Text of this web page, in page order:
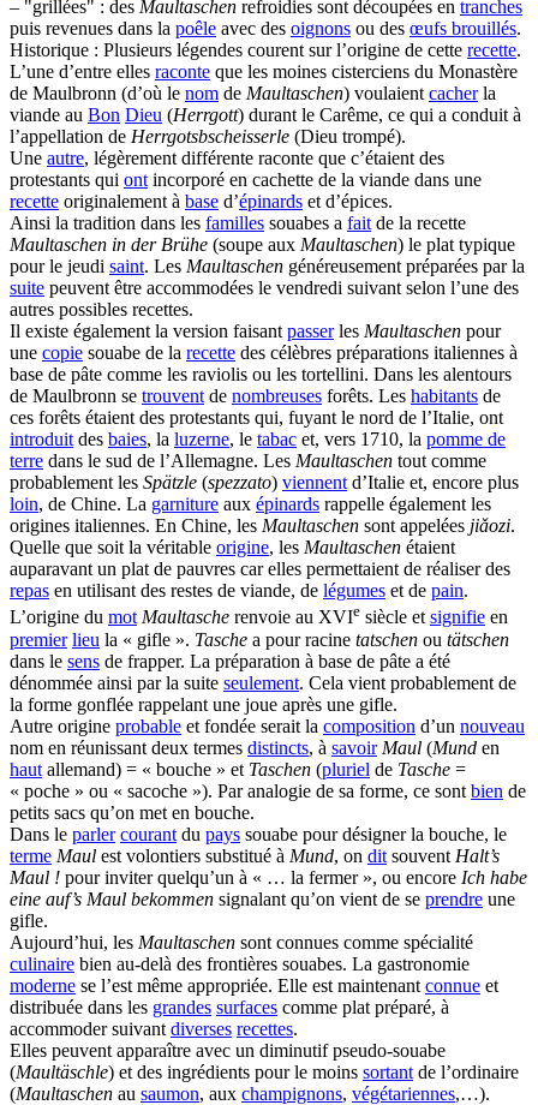
– "grillées" : des Maultaschen refroidies sont découpées en tranches
puis revenues dans la poêle avec des oignons ou des œufs brouillés.
Historique : Plusieurs légendes courent sur l’origine de cette recette.
L’une d’entre elles raconte que les moines cisterciens du Monastère
de Maulbronn (d’où le nom de Maultaschen) voulaient cacherla
viande au Bon Dieu (Herrgott) durant le Carême, ce qui a conduit à
l’appellation de Herrgotsbscheisserle (Dieu trompé).
Une autre, légèrement différente raconte que c’étaient des
protestants qui ont incorporé en cachette de la viande dans une
recette originalement à base d’épinards et d’épices.
Ainsi la tradition dans les familles souabes a fait de la recette
Maultaschen in der Brühe (soupe aux Maultaschen) le plat typique
pour le jeudi saint. Les Maultaschen généreusement préparées par la
suite peuvent être accommodées le vendredi suivant selon l’une des
autres possibles recettes.
Il existe également la version faisant passerles Maultaschen pour
une copie souabe de la recette des célèbres préparations italiennes à
base de pâte comme les raviolis ou les tortellini. Dans les alentours
de Maulbronn se trouvent de nombreuses forêts. Les habitants de
ces forêts étaient des protestants qui, fuyant le nord de l’Italie, ont
introduit des baies, la luzerne, le tabac et, vers 1710, la pomme de
terre dans le sud de l’Allemagne. Les Maultaschen tout comme
probablement les Spätzle (spezzato) viennent d’Italie et, encore plus
loin, de Chine. La garniture aux épinards rappelle également les
origines italiennes. En Chine, les Maultaschen sont appelées jiǎozi.
Quelle que soit la véritable origine, les Maultaschen étaient
auparavant un plat de pauvres car elles permettaient de réaliser des
repas en utilisant des restes de viande, de légumes et de pain.
L’origine du mot Maultasche renvoie au XVIe siècle etsignifie en
premier lieu la « gifle ». Tasche a pour racine tatschen ou tätschen
dans le sens de frapper. La préparation à base de pâte a été
dénommée ainsi par la suite seulement. Cela vient probablement de
la forme gonflée rappelant une joue après une gifle.
Autre origine probable et fondée serait la composition d’un nouveau
nom en réunissant deux termes distincts, à savoir Maul (Mund en
haut allemand) = « bouche » et Taschen (pluriel de Tasche =
« poche » ou « sacoche »). Par analogie de sa forme, ce sont bien de
petits sacs qu’on met en bouche.
Dans le parler courant du pays souabe pour désigner la bouche, le
terme Maul est volontiers substitué à Mund, on dit souvent Halt’s
Maul ! pour inviter quelqu’un à « … la fermer », ou encore Ich habe
eine auf’s Maul bekommen signalant qu’on vient de se prendre une
gifle.
Aujourd’hui, les Maultaschen sont connues comme spécialité
culinaire bien au-delà des frontières souabes. La gastronomie
moderne se l’est même appropriée. Elle est maintenant connue et
distribuée dans les grandes surfaces comme plat préparé, à
accommoder suivant diverses recettes.
Elles peuvent apparaître avec un diminutif pseudo-souabe
(Maultäschle) et des ingrédients pour le moins sortant de l’ordinaire
(Maultaschen au saumon, aux champignons, végétariennes,…).